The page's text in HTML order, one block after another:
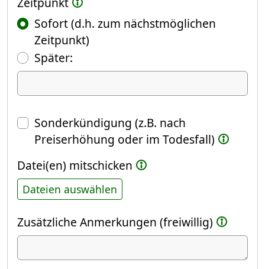
Sofort (d.h. zum nächstmöglichen
Zeitpunkt)
Später:(Fokus springt automatisch ins
Datum
Sonderkündigung (z.B. nach
Preiserhöhung oder im Todesfall)
Datei(en) mitschicken
Dateien auswählen
Zusätzliche Anmerkungen (freiwillig)